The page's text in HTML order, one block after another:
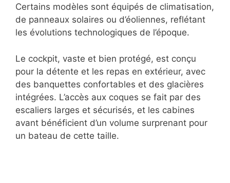
Certains modèles sont équipés de climatisation,
de panneaux solaires ou d’éoliennes, reflétant
les évolutions technologiques de l’époque.
Le cockpit, vaste et bien protégé, est conçu
pour la détente et les repas en extérieur, avec
des banquettes confortables et des glacières
intégrées. L’accès aux coques se fait par des
escaliers larges et sécurisés, et les cabines
avant bénéficient d’un volume surprenant pour
un bateau de cette taille.